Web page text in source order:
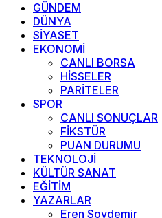
GÜNDEM
DÜNYA
SİYASET
EKONOMİ
CANLI BORSA
HİSSELER
PARİTELER
SPOR
CANLI SONUÇLAR
FİKSTÜR
PUAN DURUMU
TEKNOLOJİ
KÜLTÜR SANAT
EĞİTİM
YAZARLAR
Eren Soydemir